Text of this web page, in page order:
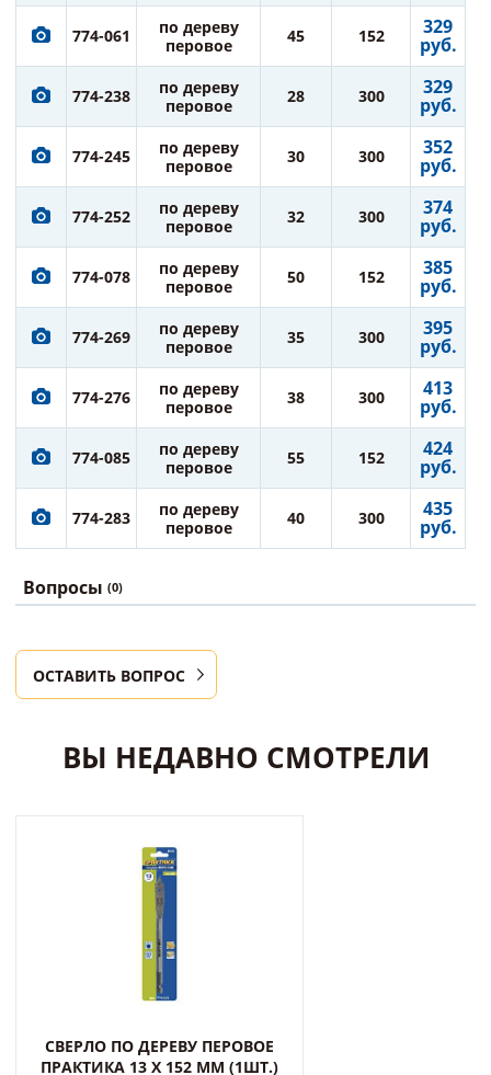
774-061
по дереву
перовое
45 152 329
руб.
774-238
по дереву
перовое
28 300 329
руб.
774-245
по дереву
перовое
30 300 352
руб.
774-252
по дереву
перовое
32 300 374
руб.
774-078
по дереву
перовое
50 152 385
руб.
774-269
по дереву
перовое
35 300 395
руб.
774-276
по дереву
перовое
38 300 413
руб.
774-085
по дереву
перовое
55 152 424
руб.
774-283
по дереву
перовое
40 300 435
руб.
Вопросы (0)
ОСТАВИТЬ ВОПРОС
ВЫ НЕДАВНО СМОТРЕЛИ
СВЕРЛО ПО ДЕРЕВУ ПЕРОВОЕ
ПРАКТИКА 13 Х 152 ММ (1ШТ.)